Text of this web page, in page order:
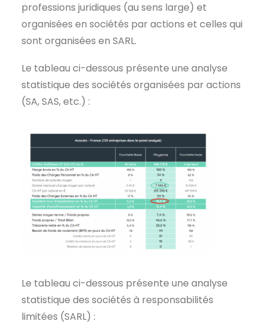
professions juridiques (au sens large) et
organisées en sociétés par actions et celles qui
sont organisées en SARL.
Le tableau ci-dessous présente une analyse
statistique des sociétés organisées par actions
(SA, SAS, etc.) :
Le tableau ci-dessous présente une analyse
statistique des sociétés à responsabilités
limitées (SARL) :